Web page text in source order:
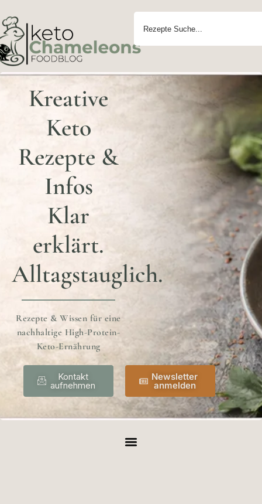
Kreative
Keto
Rezepte &
Infos
Klar
erklärt.
Alltagstauglich.
Rezepte & Wissen für eine
nachhaltige High-Protein-
Keto-Ernährung
Kontakt
aufnehmen
Newsletter
anmelden